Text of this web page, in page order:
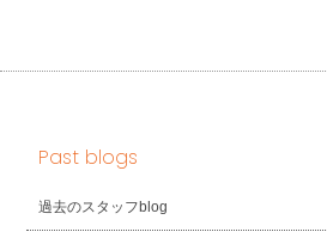
Past blogs
過去のスタッフblog